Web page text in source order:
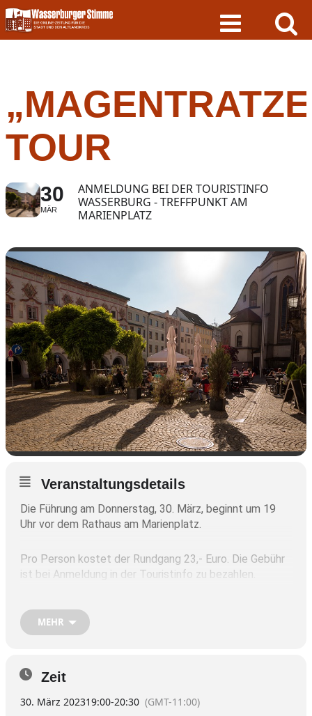
Skip
to
content
TOUR
30
MÄR
ANMELDUNG BEI DER TOURISTINFO
WASSERBURG - TREFFPUNKT AM
MARIENPLATZ
Veranstaltungsdetails
Die Führung am Donnerstag, 30. März, beginnt um 19
Uhr vor dem Rathaus am Marienplatz.
Pro Person kostet der Rundgang 23,- Euro. Die Gebühr
ist bei Anmeldung in der Touristinfo zu bezahlen.
Die Tour dauert ungefähr 1,5 Stunden. Die Touristinfo
der Veranstaltung, insbesondere bei einer zu geringen
Teilnehmerzahl, besteht.
MEHR
Zeit
30. März 202319:00-20:30 (GMT-11:00)